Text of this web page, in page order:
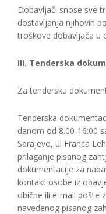
Dobavljači snose sve
dostavljanja njihovih
troškove dobavljača u
III. Tenderska
Za tendersku
Tenderska
danom od 8.00-16:00
Sarajevo, ul Franca
prilaganje pisanog
dokumentacije za
kontakt osobe iz
obične ili e-mail pošte
navedenog pisanog